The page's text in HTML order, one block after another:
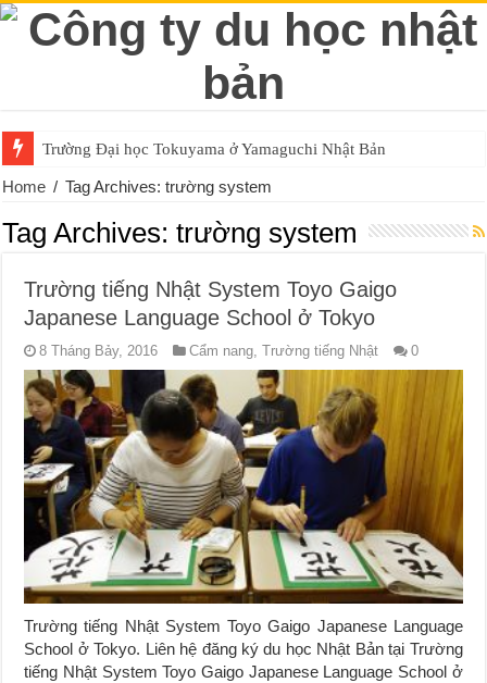
Trường Đại học Tokuyama ở Yamaguchi Nhật Bản
Home / Tag Archives: trường system
Tag Archives:trường system
Trường tiếng Nhật System Toyo Gaigo
Japanese Language School ở Tokyo
8 Tháng Bảy, 2016 Cẩm nang,Trường tiếng Nhật 0
Trường tiếng Nhật System Toyo Gaigo Japanese Language
School ở Tokyo. Liên hệ đăng ký du học Nhật Bản tại Trường
tiếng Nhật System Toyo Gaigo Japanese Language School ở